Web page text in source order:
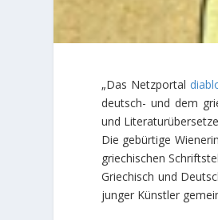
„Das Netzportal
deutsch- und dem
und
Die gebürtige
griechischen
Griechisch und
junger Künstler